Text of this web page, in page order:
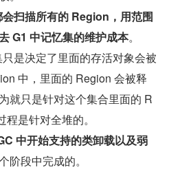
扫描所有的 Region，用范围
G1 中记忆集的维护成本。
是决定了里面的存活对象会被
中，里面的 Region 会被释
就只是针对这个集合里面的 R
是针对全堆的。
中开始支持的类卸载以及弱
阶段中完成的。